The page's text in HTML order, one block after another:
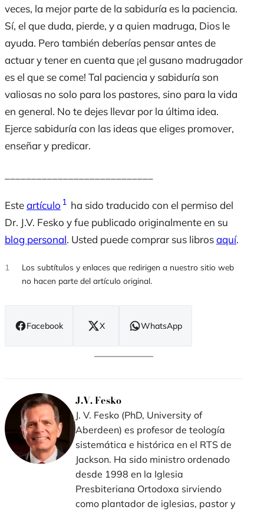
veces, la mejor parte de la sabiduría es la paciencia.
Sí, el que duda, pierde, y a quien madruga, Dios le
ayuda. Pero también deberías pensar antes de
actuar y tener en cuenta que ¡el gusano madrugador
es el que se come! Tal paciencia y sabiduría son
valiosas no solo para los pastores, sino para la vida
en general. No te dejes llevar por la última idea.
Ejerce sabiduría con las ideas que eliges promover,
enseñar y predicar.
Esteartículo 1 ha sido traducido con el permiso del
Dr. J.V. Fesko y fue publicado originalmente en su
blog personal. Usted puede comprar sus librosaquí.
1
Los subtítulos y enlaces que redirigen a nuestro sitio web
no hacen parte del artículo original.
Facebook
(se
X
(se
en
WhatsApp
(se
J.V. Fesko
J. V. Fesko (PhD, University of
Aberdeen) es profesor de teología
sistemática e histórica en el RTS de
Jackson. Ha sido ministro ordenado
desde 1998 en la Iglesia
Presbiteriana Ortodoxa sirviendo
como plantador de iglesias, pastor y